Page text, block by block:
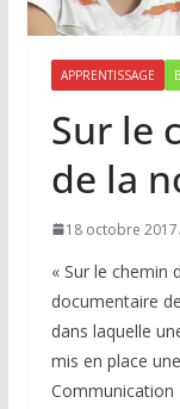
APPRENTISSAGE
Sur le
de la
18 octobre 2017
« Sur le chemin
documentaire
dans laquelle
mis en place
Communication